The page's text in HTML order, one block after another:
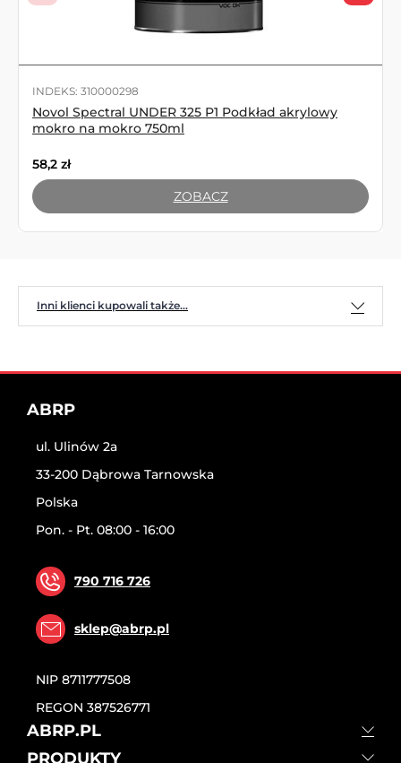
INDEKS: 310000298
Novol Spectral UNDER 325 P1 Podkład akrylowy
mokro na mokro 750ml
58,2 zł
ZOBACZ
Inni klienci kupowali także...
ABRP
ul. Ulinów 2a
33-200 Dąbrowa Tarnowska
Polska
Pon. - Pt. 08:00 - 16:00
790 716 726
sklep@abrp.pl
NIP 8711777508
REGON 387526771
ABRP.PL
PRODUKTY